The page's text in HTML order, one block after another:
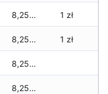
8,255 zł 1 zł
8,255 zł 1 zł
8,255 zł
8,255 zł